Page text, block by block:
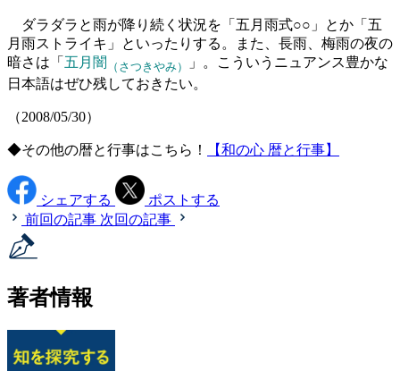
ダラダラと雨が降り続く状況を「五月雨式○○」とか「五
月雨ストライキ」といったりする。また、長雨、梅雨の夜の
暗さは「 五月闇 （さつきやみ）
」。こういうニュアンス豊かな
日本語はぜひ残しておきたい。
（2008/05/30）
◆その他の暦と行事はこちら！ 【和の心 暦と行事】
シェアする
ポストする
前回の記事 次回の記事
著者情報